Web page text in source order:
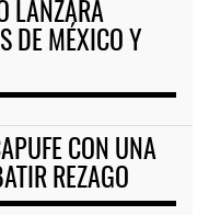
LANZARÁ
DE MÉXICO Y
CON UNA
REZAGO